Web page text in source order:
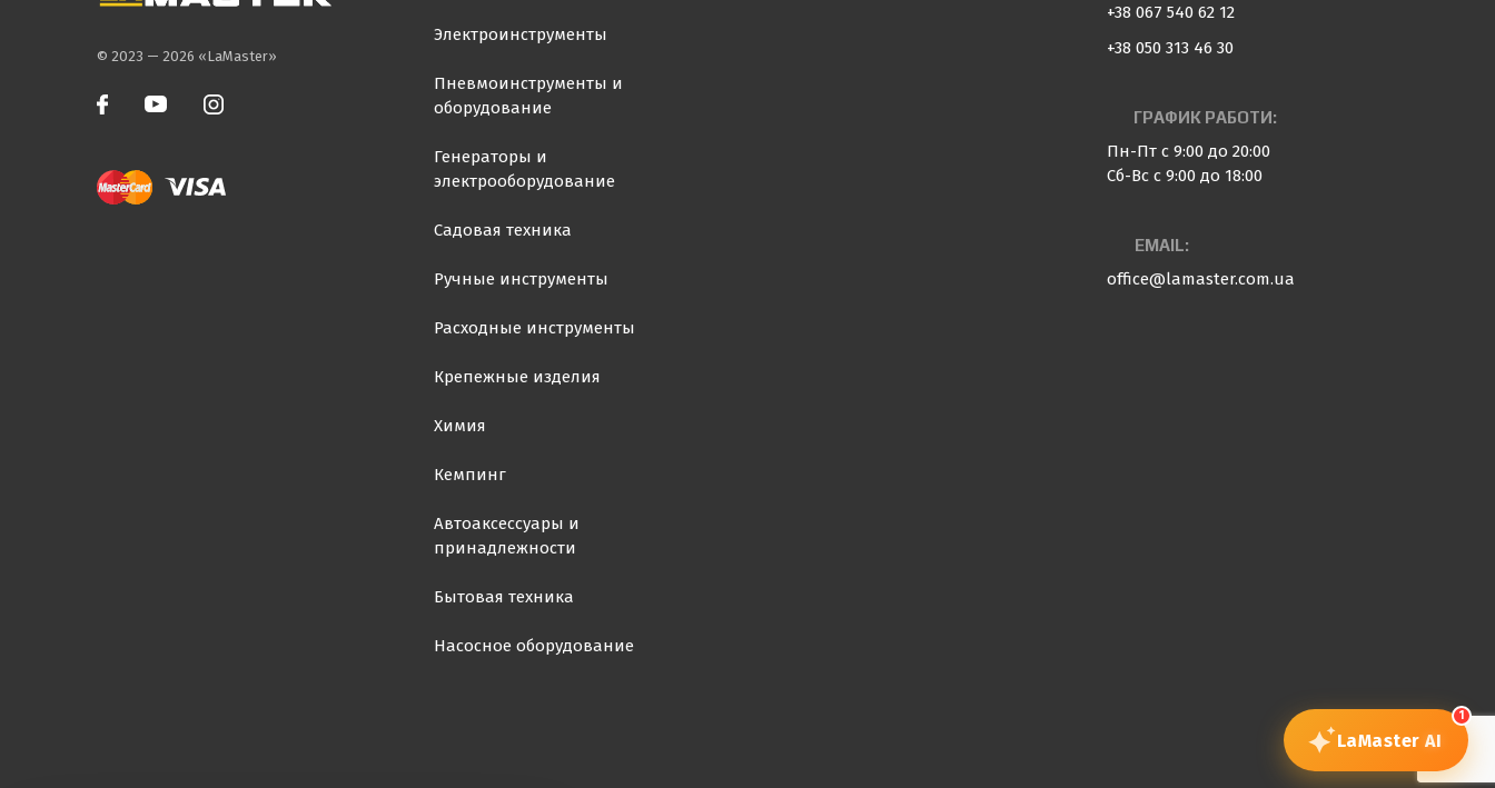
© 2023 — 2026 «LaMaster»
Электроинструменты
Пневмоинструменты и
оборудование
Генераторы и
электрооборудование
Садовая техника
Ручные инструменты
Расходные инструменты
Крепежные изделия
Химия
Кемпинг
Автоаксессуары и
принадлежности
Бытовая техника
Насосное оборудование
+38 067 540 62 12
+38 050 313 46 30
ГРАФИК РАБОТИ:
Пн-Пт с 9:00 до 20:00
Сб-Вс с 9:00 до 18:00
EMAIL:
office@lamaster.com.ua
1
LaMaster AI